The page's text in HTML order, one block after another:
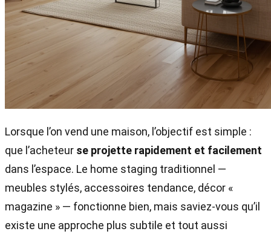
Lorsque l’on vend une maison, l’objectif est simple :
que l’acheteur se projette rapidement et facilement
dans l’espace. Le home staging traditionnel —
meubles stylés, accessoires tendance, décor «
magazine » — fonctionne bien, mais saviez-vous qu’il
existe une approche plus subtile et tout aussi